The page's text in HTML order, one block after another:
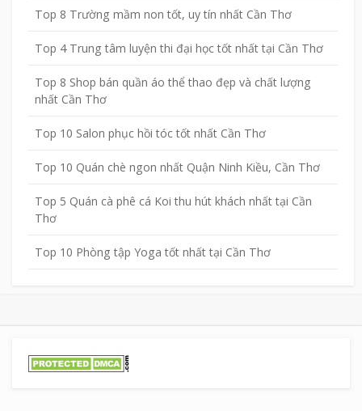
Top 8 Trường mầm non tốt, uy tín nhất Cần Thơ
Top 4 Trung tâm luyện thi đại học tốt nhất tại Cần Thơ
Top 8 Shop bán quần áo thể thao đẹp và chất lượng
nhất Cần Thơ
Top 10 Salon phục hồi tóc tốt nhất Cần Thơ
Top 10 Quán chè ngon nhất Quận Ninh Kiều, Cần Thơ
Top 5 Quán cà phê cá Koi thu hút khách nhất tại Cần
Thơ
Top 10 Phòng tập Yoga tốt nhất tại Cần Thơ